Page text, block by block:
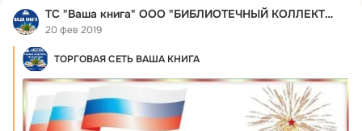
ТС "Ваша книга" ООО "БИБЛИОТЕЧНЫЙ КОЛЛЕКТОР"
20 фев 2019
ТОРГОВАЯ СЕТЬ ВАША КНИГА